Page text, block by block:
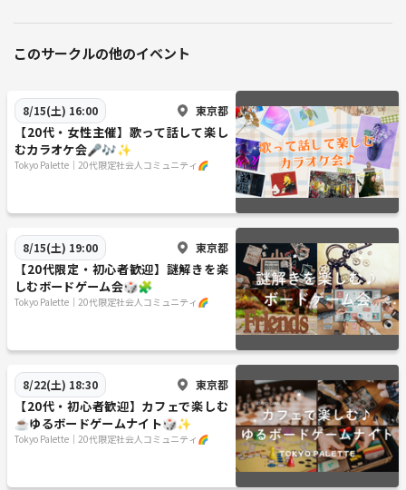
このサークルの他のイベント
8/15(土) 16:00 東京都
【20代・女性主催】歌って話して楽し
むカラオケ会🎤🎶✨
Tokyo Palette｜20代限定社会人コミュニティ🌈
8/15(土) 19:00 東京都
【20代限定・初心者歓迎】謎解きを楽
しむボードゲーム会🎲🧩
Tokyo Palette｜20代限定社会人コミュニティ🌈
8/22(土) 18:30 東京都
【20代・初心者歓迎】カフェで楽しむ
☕️ゆるボードゲームナイト🎲✨
Tokyo Palette｜20代限定社会人コミュニティ🌈